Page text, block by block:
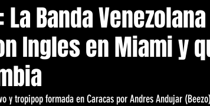
Banda
Ingles en Miami y
y tropipop formada en Caracas por Andres Andujar